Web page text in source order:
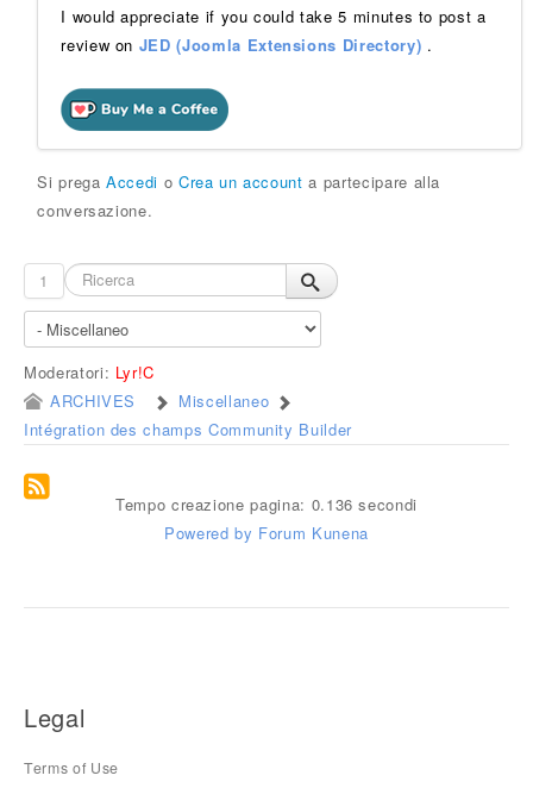
I would appreciate if you could take 5 minutes to post a
review on JED (Joomla Extensions Directory) .
Si pregaAccedi o Crea un account a partecipare alla
conversazione.
1
Moderatori: Lyr!C
ARCHIVES
Miscellaneo
Intégration des champs Community Builder
Tempo creazione pagina: 0.136 secondi
Powered by Forum Kunena
Legal
Terms of Use